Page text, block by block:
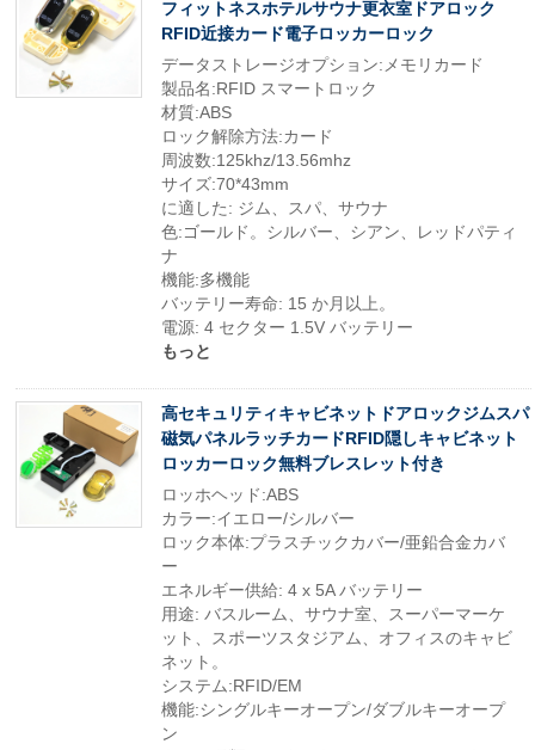
フィットネスホテルサウナ更衣室ドアロック
RFID近接カード電子ロッカーロック
データストレージオプション:メモリカード
製品名:RFID スマートロック
材質:ABS
ロック解除方法:カード
周波数:125khz/13.56mhz
サイズ:70*43mm
に適した: ジム、スパ、サウナ
色:ゴールド。シルバー、シアン、レッドパティ
ナ
機能:多機能
バッテリー寿命: 15 か月以上。
電源: 4 セクター 1.5V バッテリー
もっと
高セキュリティキャビネットドアロックジムスパ
磁気パネルラッチカードRFID隠しキャビネット
ロッカーロック無料ブレスレット付き
ロッホヘッド:ABS
カラー:イエロー/シルバー
ロック本体:プラスチックカバー/亜鉛合金カバ
ー
エネルギー供給: 4 x 5A バッテリー
用途: バスルーム、サウナ室、スーパーマーケ
ット、スポーツスタジアム、オフィスのキャビ
ネット。
システム:RFID/EM
機能:シングルキーオープン/ダブルキーオープ
ン